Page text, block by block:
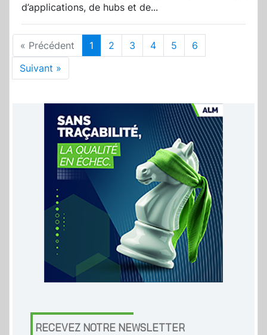
d’applications, de hubs et de...
« Précédent 1 2 3 4 5
6
Suivant »
RECEVEZ NOTRE NEWSLETTER